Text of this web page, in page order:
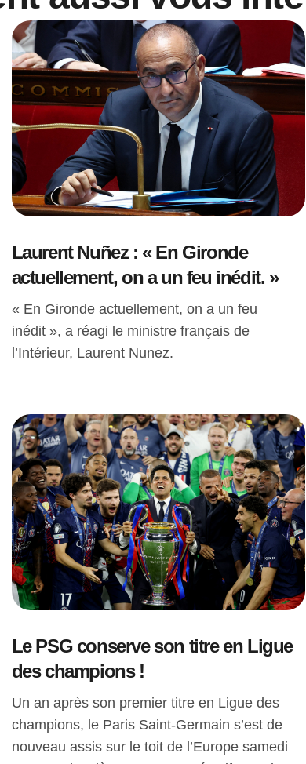
Laurent Nuñez : « En Gironde
actuellement, on a un feu inédit. »
« En Gironde actuellement, on a un feu
inédit », a réagi le ministre français de
l’Intérieur, Laurent Nunez.
Le PSG conserve son titre en Ligue
des champions !
Un an après son premier titre en Ligue des
champions, le Paris Saint-Germain s’est de
nouveau assis sur le toit de l’Europe samedi